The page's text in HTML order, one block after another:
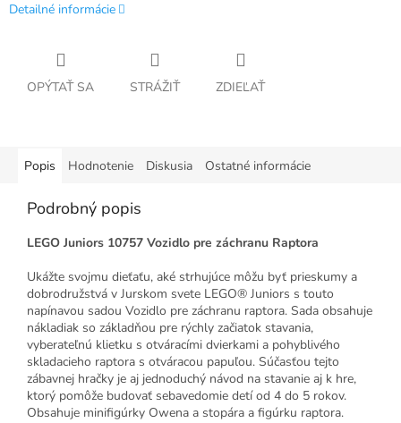
Detailné informácie
OPÝTAŤ SA STRÁŽIŤ ZDIEĽAŤ
Popis Hodnotenie Diskusia Ostatné informácie
Podrobný popis
LEGO Juniors 10757 Vozidlo pre záchranu Raptora
Ukážte svojmu dieťaťu, aké strhujúce môžu byť prieskumy a
dobrodružstvá v Jurskom svete LEGO® Juniors s touto
napínavou sadou Vozidlo pre záchranu raptora. Sada obsahuje
nákladiak so základňou pre rýchly začiatok stavania,
vyberateľnú klietku s otváracími dvierkami a pohyblivého
skladacieho raptora s otváracou papuľou. Súčasťou tejto
zábavnej hračky je aj jednoduchý návod na stavanie aj k hre,
ktorý pomôže budovať sebavedomie detí od 4 do 5 rokov.
Obsahuje minifigúrky Owena a stopára a figúrku raptora.